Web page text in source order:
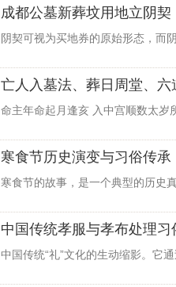
成都公墓新葬坟用地立阴契
阴契可视为买地券的原始形态，而
亡人入墓法、葬日周堂、六
命主年命起月逢亥 入中宫顺数太岁
寒食节历史演变与习俗传承
寒食节的故事，是一个典型的历史
中国传统孝服与孝布处理习
中国传统“礼”文化的生动缩影。它